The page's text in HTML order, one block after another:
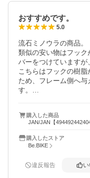
取り敢えず★4つ！
おすすめです。
5.0
流石ミノウラの商品。
類似の安い物はフック
バーをつけていますが
こちらはフックの樹
ため、フレーム側へ
す。
値段も安いのでおすす
購入した商品
JAN/JAN【
購入したストア
Be.BIKE
違反報告